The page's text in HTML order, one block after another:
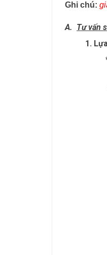
Ghi chú:
A. Tư vấn
1.